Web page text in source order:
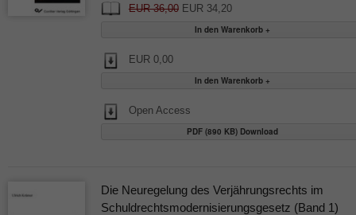
EUR 36,00EUR 34,20
EUR 0,00
Open Access
PDF (890 KB) Download
Die Neuregelung des Verjährungsrechts im
Schuldrechtsmodernisierungsgesetz (Band 1)